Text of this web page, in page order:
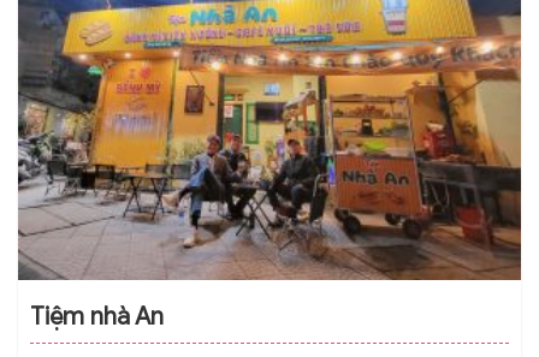
Tiệm nhà An